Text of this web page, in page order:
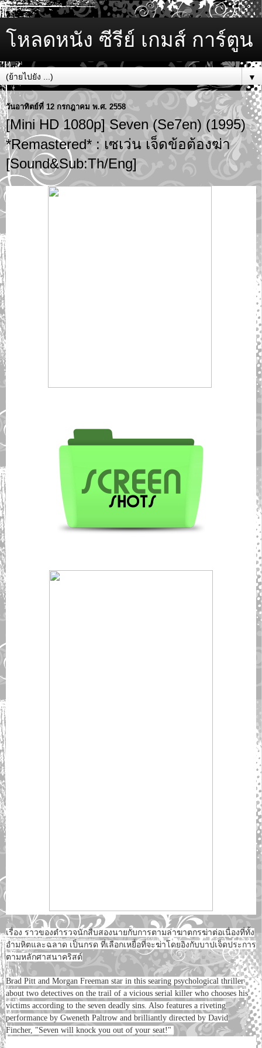
โหลดหนัง ซีรีย์ เกมส์ การ์ตูน
▼
วันอาทิตย์ที่ 12 กรกฎาคม พ.ศ. 2558
[Mini HD 1080p] Seven (Se7en) (1995)
*Remastered* : เซเว่น เจ็ดข้อต้องฆ่า
[Sound&Sub:Th/Eng]
เรื่อง ราวของตำรวจนักสืบสองนายกับการตามล่าฆาตกรฆ่าต่อเนื่องที่ทั้ง
อำมหิตและฉลาด เป็นกรด ที่เลือกเหยื่อที่จะฆ่าโดยอิงกับบาปเจ็ดประการ
ตามหลักศาสนาคริสต์
Brad Pitt and Morgan Freeman star in this searing psychological thriller
about two detectives on the trail of a vicious serial killer who chooses his
victims according to the seven deadly sins. Also features a riveting
performance by Gweneth Paltrow and brilliantly directed by David
Fincher, "Seven will knock you out of your seat!"